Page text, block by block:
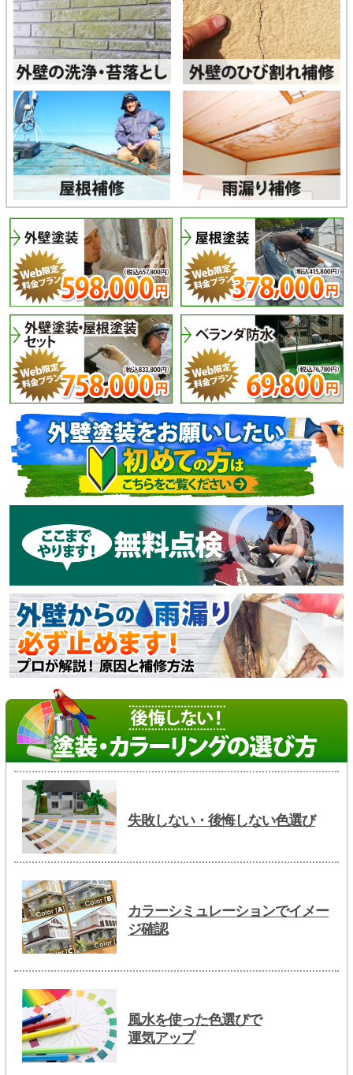
失敗しない・後悔しない色選び
カラーシミュレーションでイメー
ジ確認
風水を使った色選びで
運気アップ